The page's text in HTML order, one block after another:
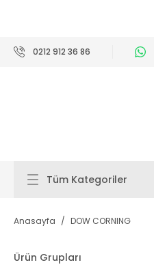
0212 912 36 86
Tüm Kategoriler
Anasayfa DOW CORNING
Ürün Grupları